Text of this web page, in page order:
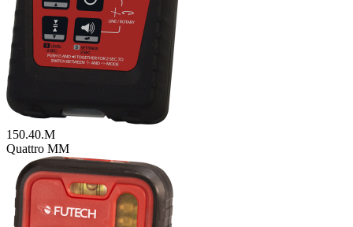
150.40.M
Quattro MM